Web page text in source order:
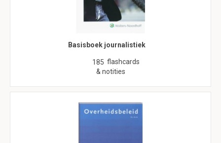
Basisboek journalistiek
185 flashcards
& notities